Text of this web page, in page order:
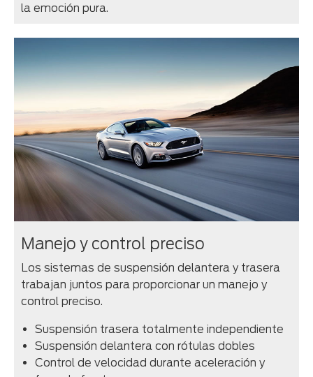
la emoción pura.
Manejo y control preciso
Los sistemas de suspensión delantera y trasera
trabajan juntos para proporcionar un manejo y
control preciso.
Suspensión trasera totalmente independiente
Suspensión delantera con rótulas dobles
Control de velocidad durante aceleración y